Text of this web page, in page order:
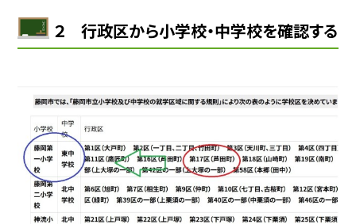
２ 行政区から小学校・中学校を確認する